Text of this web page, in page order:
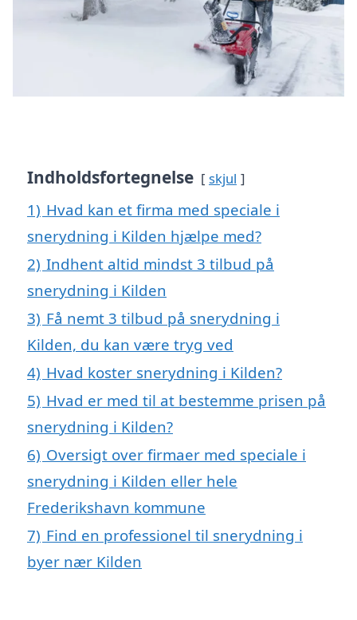
Indholdsfortegnelse skjul
1) Hvad kan et firma med speciale i
snerydning i Kilden hjælpe med?
2) Indhent altid mindst 3 tilbud på
snerydning i Kilden
3) Få nemt 3 tilbud på snerydning i
Kilden, du kan være tryg ved
4) Hvad koster snerydning i Kilden?
5) Hvad er med til at bestemme prisen på
snerydning i Kilden?
6) Oversigt over firmaer med speciale i
snerydning i Kilden eller hele
Frederikshavn kommune
7) Find en professionel til snerydning i
byer nær Kilden